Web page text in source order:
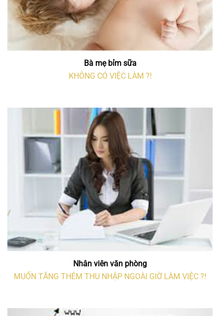
Bà mẹ bỉm sữa
KHÔNG CÓ VIỆC LÀM ?!
Nhân viên văn phòng
MUỐN TĂNG THÊM THU NHẬP NGOÀI GIỜ LÀM VIỆC ?!